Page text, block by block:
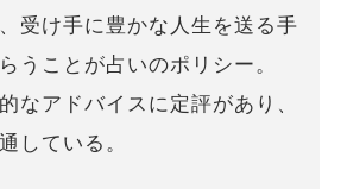
受け手に豊かな人生を送る手
うことが占いのポリシー。
なアドバイスに定評があり、
している。